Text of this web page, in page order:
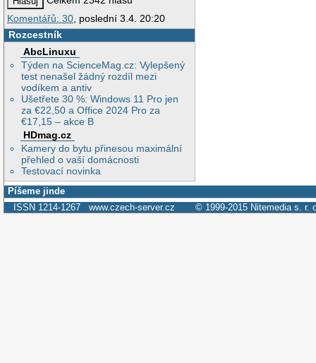
Komentářů: 30 , poslední 3.4. 20:20
Rozcestník
AbcLinuxu
Týden na ScienceMag.cz: Vylepšený
test nenašel žádný rozdíl mezi
vodíkem a antiv
Ušetřete 30 %: Windows 11 Pro jen
za €22,50 a Office 2024 Pro za
€17,15 – akce B
HDmag.cz
Kamery do bytu přinesou maximální
přehled o vaší domácnosti
Testovací novinka
Píšeme jinde
ISSN 1214-1267 www.czech-server.cz © 1999-2015 Nitemedia s. r.